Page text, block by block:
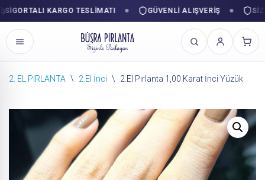
KARGO TESLIMATI GÜVENLI ALIŞVERIŞ
2. EL PIRLANTA \ 2.El İnci \ 2.El Pırlanta 1,00 Karat İnci Yüzük